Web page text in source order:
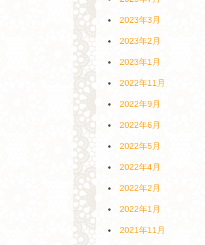
2023年3月
2023年2月
2023年1月
2022年11月
2022年9月
2022年6月
2022年5月
2022年4月
2022年2月
2022年1月
2021年11月